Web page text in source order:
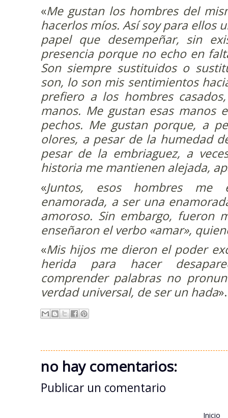
«Me gustan los hombres del
hacerlos míos. Así soy para ellos
papel que desempeñar, sin
presencia porque no echo en
Son siempre sustituidos o
son, lo son mis sentimientos
prefiero a los hombres
manos. Me gustan esas manos
pechos. Me gustan porque, a
olores, a pesar de la humedad
pesar de la embriaguez, a
historia me mantienen alejada,
«Juntos, esos hombres me
enamorada, a ser una
amoroso. Sin embargo, fueron
enseñaron el verbo «amar»,
«Mis hijos me dieron el poder
herida para hacer
comprender palabras no
verdad universal, de ser un hada».
no hay comentarios:
Publicar un comentario
Inicio